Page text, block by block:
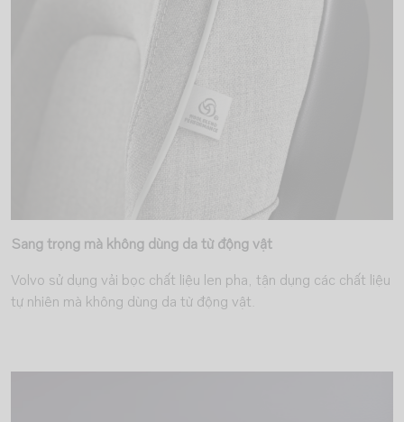
Sang trọng mà không dùng da từ động vật
Volvo sử dụng vải bọc chất liệu len pha, tận dụng các chất liệu
tự nhiên mà không dùng da từ động vật.